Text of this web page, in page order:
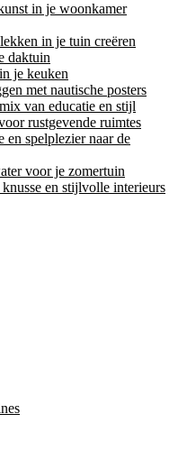
in je woonkamer
in je tuin creëren
daktuin
je keuken
met nautische posters
van educatie en stijl
rustgevende ruimtes
en spelplezier naar de
voor je zomertuin
en stijlvolle interieurs